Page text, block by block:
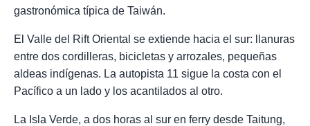
gastronómica típica de Taiwán.
El Valle del Rift Oriental se extiende hacia el sur: llanuras
entre dos cordilleras, bicicletas y arrozales, pequeñas
aldeas indígenas. La autopista 11 sigue la costa con el
Pacífico a un lado y los acantilados al otro.
La Isla Verde, a dos horas al sur en ferry desde Taitung,